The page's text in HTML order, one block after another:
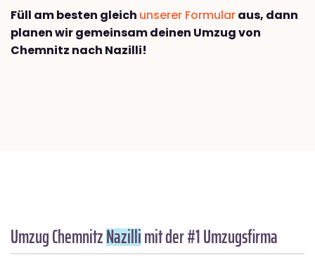
Füll am besten gleich unserer Formularaus, dann
planen wir gemeinsam deinen Umzug von
Chemnitz nach Nazilli!
Umzug ChemnitzNazillimit der #1 Umzugsfirma